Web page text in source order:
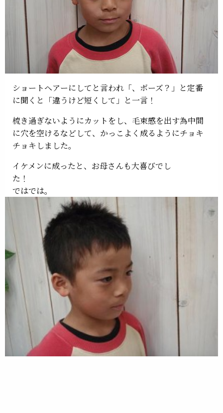
ショートヘアーにしてと言われ「、ボーズ？」と定番
に聞くと「違うけど短くして」と一言！
梳き過ぎないようにカットをし、毛束感を出す為中間
に穴を空けるなどして、かっこよく成るようにチョキ
チョキしました。
イケメンに成ったと、お母さんも大喜びでし
た
ではでは。